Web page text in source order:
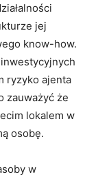
jej
know-how.
ryzyko ajenta
zauważyć że
lokalem w
osobę.
w